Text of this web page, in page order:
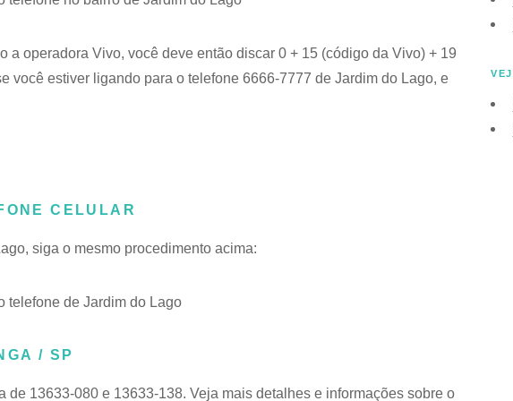
a operadora Vivo, você deve então discar 0 + 15 (código da Vivo) + 19
você estiver ligando para o telefone 6666-7777 de Jardim do Lago, e
CELULAR
siga o mesmo procedimento acima:
telefone de Jardim do Lago
/ SP
de 13633-080 e 13633-138. Veja mais detalhes e informações sobre o